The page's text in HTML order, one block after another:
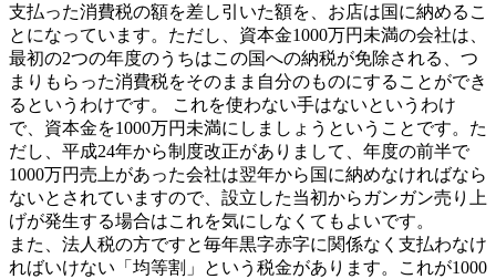
支払った消費税の額を差し引いた額を、お店は国に納めるこ
とになっています。ただし、資本金1000万円未満の会社は、
最初の2つの年度のうちはこの国への納税が免除される、つ
まりもらった消費税をそのまま自分のものにすることができ
るというわけです。 これを使わない手はないというわけ
で、資本金を1000万円未満にしましょうということです。た
だし、平成24年から制度改正がありまして、年度の前半で
1000万円売上があった会社は翌年から国に納めなければなら
ないとされていますので、設立した当初からガンガン売り上
げが発生する場合はこれを気にしなくてもよいです。
また、法人税の方ですと毎年黒字赤字に関係なく支払わなけ
ればいけない「均等割」という税金があります。これが1000